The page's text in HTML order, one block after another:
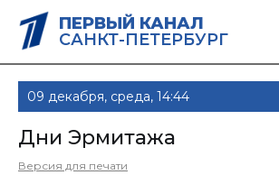
ПЕРВЫЙ КАНАЛ
САНКТ-ПЕТЕРБУРГ
09 декабря, среда, 14:44
Дни Эрмитажа
Версия для печати